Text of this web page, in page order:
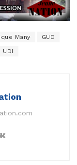
Many GUD
UDI